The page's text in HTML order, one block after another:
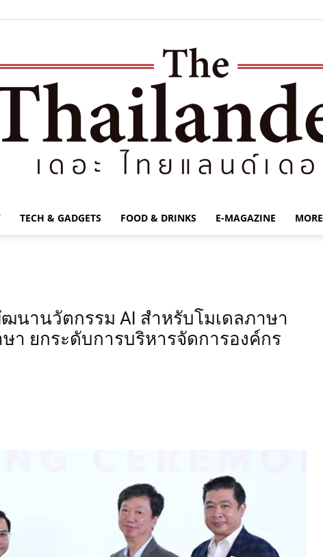
Thailanders
TECH & GADGETS FOOD & DRINKS E-MAGAZINE MORE
นานวัตกรรม AI สำหรับโมเดลภาษา
า ยกระดับการบริหารจัดการองค์กร